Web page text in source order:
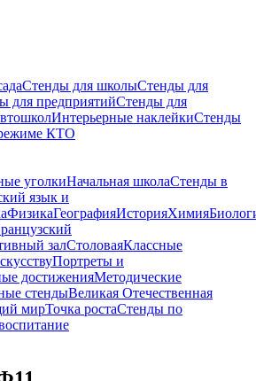
Стенды для школыСтенды для
для предприятийСтенды для
Интерьерные наклейкиСтенды
КТО
уголкиНачальная школаСтенды в
язык и
ФизикаГеографияИсторияХимия
залСтоловаяКлассные
Портреты и
достиженияМетодические
стендыВеликая Отечественная
мирТочка ростаСтенды по